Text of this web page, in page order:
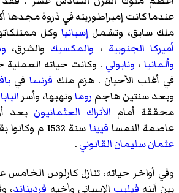
عندما كانت إمبراطوريته في ذروة مجدها
ملك سابق، وتشمل إسبانيا وكل
أميركا الجنوبية ، والمكسيك والشرق،
وألمانيا ، ونابولي . وكانت حياته
في أغلب الأحيان . هزم ملك فرنسا في
وبعد سنتين هاجم روماونهبها، وأسرالبابا
محققة أمام الأتراك العثمانيون بعد
عاصمة النمسا فيينا سنة 1532 م وكانوا بقيادة أقوى سلاطين
عثمانسليمان القانوني.
وفي أواخر حياته، تنازل كارلوس
بين أبنه فيليب الإسباني وأخيه فرديناند،